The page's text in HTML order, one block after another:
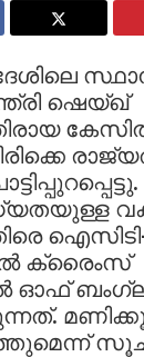
ഷെയ്ഖ്
ക്രൈംസ്